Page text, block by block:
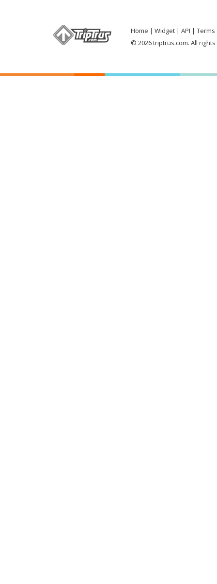
Home Widget API
Terms
© 2026 triptrus.com. All